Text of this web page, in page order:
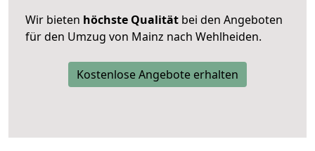
Wir bieten höchste Qualität bei den Angeboten
für den Umzug von Mainz nach Wehlheiden.
Kostenlose Angebote erhalten